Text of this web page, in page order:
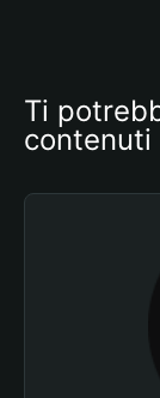
Ti
contenuti